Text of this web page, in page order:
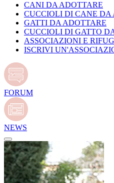
CANI DA ADOTTARE
CUCCIOLI DI CANE DA
GATTI DA ADOTTARE
CUCCIOLI DI GATTO
ASSOCIAZIONI E
ISCRIVI
FORUM
NEWS